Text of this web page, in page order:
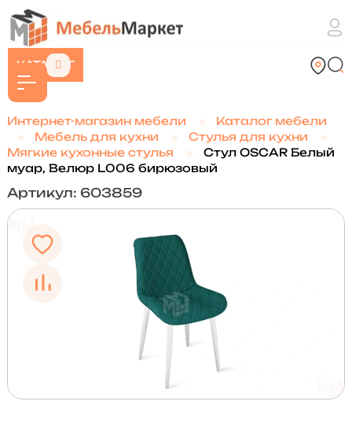
КАТАЛОГ
Интернет-магазин мебели
Каталог мебели
Мебель для кухни
Стулья для кухни
Мягкие кухонные стулья
Стул OSCAR Белый
муар, Велюр L006 бирюзовый
Артикул: 603859